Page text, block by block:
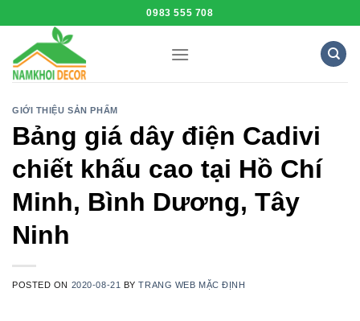
to
content
0983 555 708
GIỚI THIỆU SẢN PHẨM
Bảng giá dây điện Cadivi
chiết khấu cao tại Hồ Chí
Minh, Bình Dương, Tây
Ninh
POSTED ON 2020-08-21 BYTRANG WEB MẶC ĐỊNH